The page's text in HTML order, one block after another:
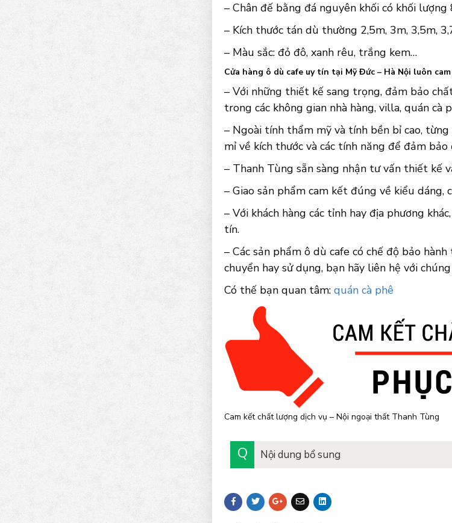
– Chân đế bằng đá nguyên khối có khối
– Kích thước tán dù thường 2,5m, 3m, 3,5m,
– Màu sắc: đỏ đô, xanh rêu, trắng kem…
Cửa hàng ô dù cafe uy tín tại Mỹ Đức – Hà Nội luôn
– Với những thiết kế sang trọng, đảm bảo
trong các không gian nhà hàng, villa, quán
– Ngoài tính thẩm mỹ và tính bền bỉ cao,
mỉ về kích thước và các tính năng để đảm
– Thanh Tùng sẵn sàng nhận tư vấn thiết kế
– Giao sản phẩm cam kết đúng về kiểu dáng,
– Với khách hàng các tỉnh hay địa phương
tín.
– Các sản phẩm ô dù cafe có chế độ bảo
chuyển hay sử dụng, bạn hãy liên hệ với
Có thế bạn quan tâm: quán cà phê
Cam kết chất lượng dịch vụ – Nội ngoại thất Thanh Tùng
Nội dung bổ sung